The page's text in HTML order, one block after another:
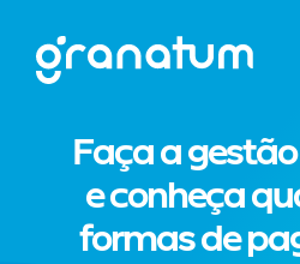
Faça a
e conheça
formas de